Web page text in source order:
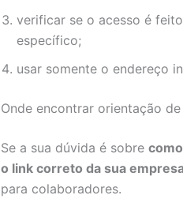
verificar se o acesso é
específico;
usar somente o endereço
Onde encontrar orientação de
Se a sua dúvida é sobre
o link correto da sua
para colaboradores.